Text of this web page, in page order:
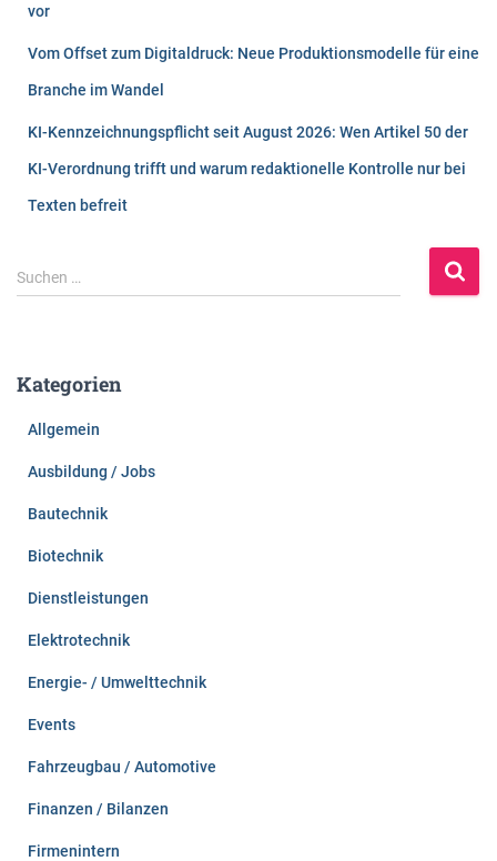
vor
Vom Offset zum Digitaldruck: Neue Produktionsmodelle für eine
Branche im Wandel
KI-Kennzeichnungspflicht seit August 2026: Wen Artikel 50 der
KI-Verordnung trifft und warum redaktionelle Kontrolle nur bei
Texten befreit
S
u
n
Suchen …
Kategorien
Allgemein
Ausbildung / Jobs
Bautechnik
Biotechnik
Dienstleistungen
Elektrotechnik
Energie- / Umwelttechnik
Events
Fahrzeugbau / Automotive
Finanzen / Bilanzen
Firmenintern